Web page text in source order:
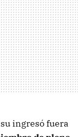
ingresó fuera